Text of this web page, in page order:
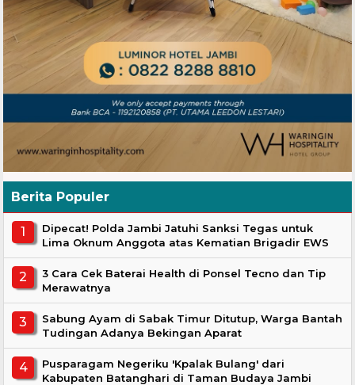
Berita Populer
Dipecat! Polda Jambi Jatuhi Sanksi Tegas untuk
Lima Oknum Anggota atas Kematian Brigadir EWS
3 Cara Cek Baterai Health di Ponsel Tecno dan Tip
Merawatnya
Sabung Ayam di Sabak Timur Ditutup, Warga Bantah
Tudingan Adanya Bekingan Aparat
Pusparagam Negeriku 'Kpalak Bulang' dari
Kabupaten Batanghari di Taman Budaya Jambi